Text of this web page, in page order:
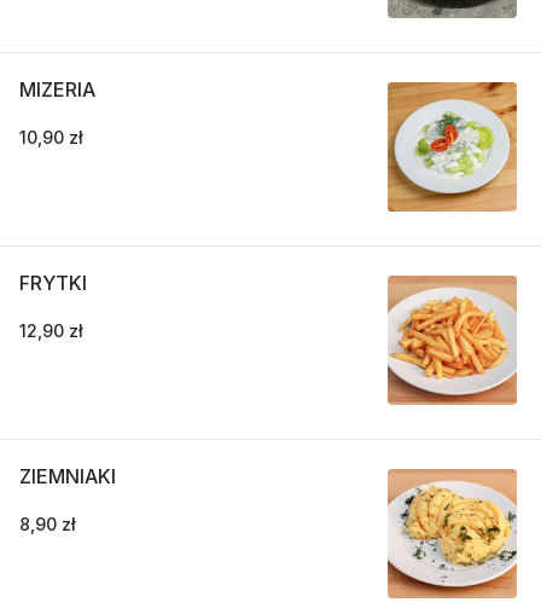
MIZERIA
10,90 zł
FRYTKI
12,90 zł
ZIEMNIAKI
8,90 zł